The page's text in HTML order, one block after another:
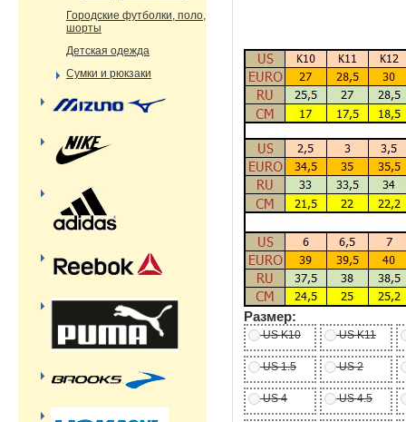
Размер:
US K10 US K11
US 1.5 US 2
US 4 US 4.5
Городские футболки, поло,
шорты
Детская одежда
Сумки и рюкзаки